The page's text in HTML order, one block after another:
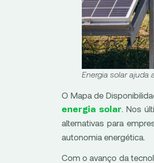
Energia solar ajuda
O Mapa de
energia solar . Nos
alternativas para
autonomia energética.
Com o avanço da